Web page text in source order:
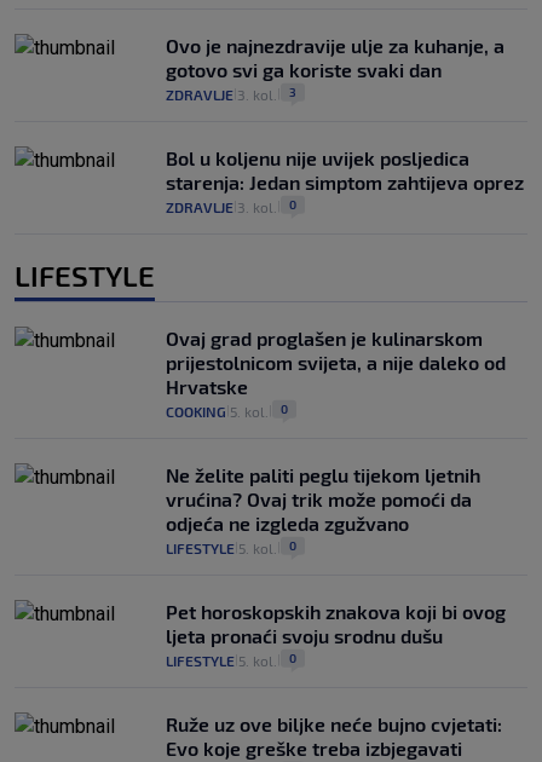
Ovo je najnezdravije ulje za kuhanje, a
gotovo svi ga koriste svaki dan
ZDRAVLJE 3. kol. 3
Bol u koljenu nije uvijek posljedica
starenja: Jedan simptom zahtijeva oprez
ZDRAVLJE 3. kol. 0
LIFESTYLE
Ovaj grad proglašen je kulinarskom
prijestolnicom svijeta, a nije daleko od
Hrvatske
COOKING 5. kol. 0
Ne želite paliti peglu tijekom ljetnih
vrućina? Ovaj trik može pomoći da
odjeća ne izgleda zgužvano
LIFESTYLE 5. kol. 0
Pet horoskopskih znakova koji bi ovog
ljeta pronaći svoju srodnu dušu
LIFESTYLE 5. kol. 0
Ruže uz ove biljke neće bujno cvjetati:
Evo koje greške treba izbjegavati